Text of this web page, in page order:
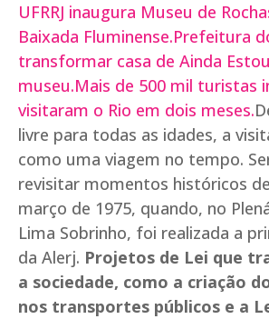
UFRRJ inaugura Museu de
Baixada Fluminense.Prefeitura
transformar casa de Ainda
museu.Mais de 500 mil turistas
visitaram o Rio em dois meses.
livre para todas as idades, a
como uma viagem no tempo.
revisitar momentos históricos
março de 1975, quando, no
Lima Sobrinho, foi realizada a
da Alerj. Projetos de Lei que
a sociedade, como a criação
nos transportes públicos e a